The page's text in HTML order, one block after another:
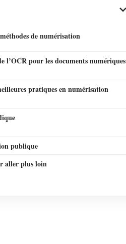
de numérisation
l’OCR pour les documents numériques
pratiques en numérisation
publique
aller plus loin